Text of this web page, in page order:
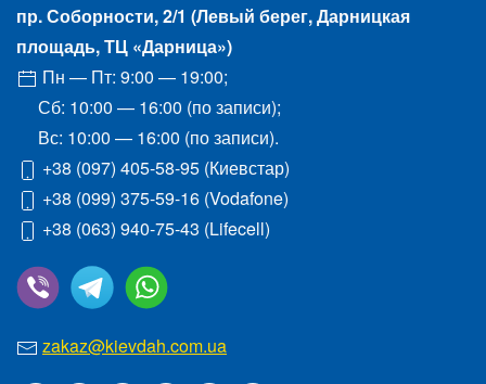
пр. Соборности, 2/1 (Левый берег, Дарницкая
площадь, ТЦ «Дарница»)
Пн — Пт: 9:00 — 19:00;
Сб: 10:00 — 16:00 (по записи);
Вс: 10:00 — 16:00 (по записи).
+38 (097) 405-58-95 (Киевстар)
+38 (099) 375-59-16 (Vodafone)
+38 (063) 940-75-43 (Lifecell)
zakaz@kievdah.com.ua